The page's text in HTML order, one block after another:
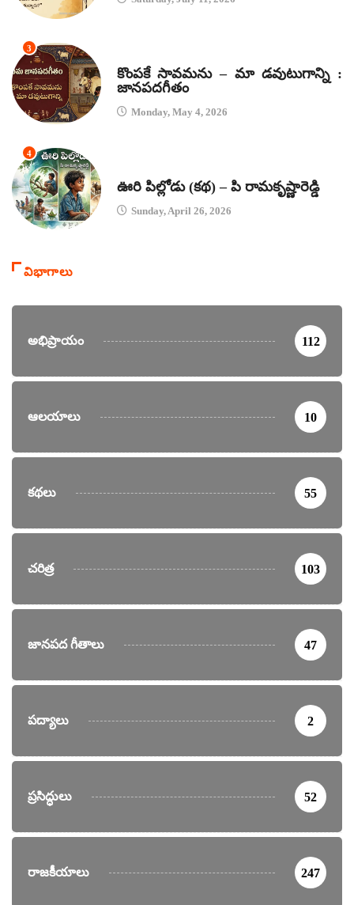
3
కొంపకే సావమను – మా డవుటుగాన్ని :
జానపదగీతం
Monday, May 4, 2026
4
ఊరి పిల్లోడు (కథ) – పి రామకృష్ణారెడ్డి
Sunday, April 26, 2026
విభాగాలు
అభిప్రాయం 112
ఆలయాలు 10
కథలు 55
చరిత్ర 103
జానపద గీతాలు 47
పద్యాలు 2
ప్రసిద్ధులు 52
రాజకీయాలు 247